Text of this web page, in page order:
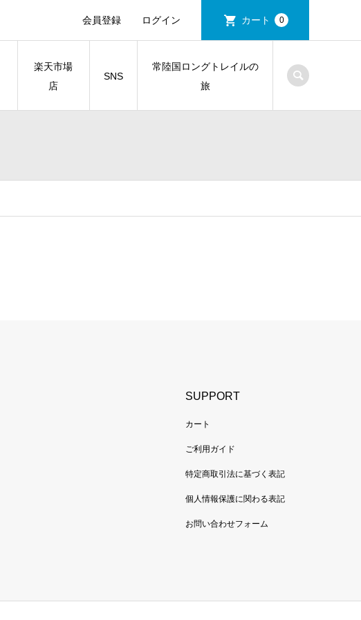
会員登録 ログイン カート 0
楽天市場
店
SNS
常陸国ロングトレイルの
旅
SUPPORT
カート
ご利用ガイド
特定商取引法に基づく表記
個人情報保護に関わる表記
お問い合わせフォーム